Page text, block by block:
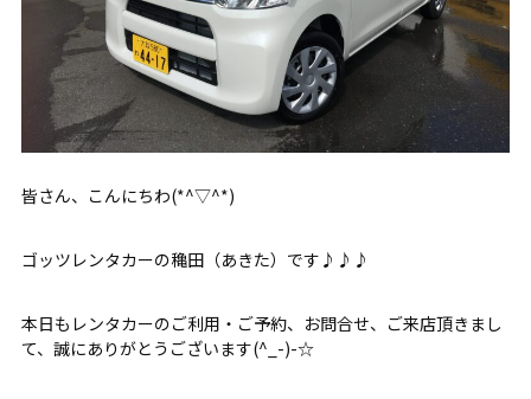
皆さん、こんにちわ(*^▽^*)
ゴッツレンタカーの穐田（あきた）です♪♪♪
本日もレンタカーのご利用・ご予約、お問合せ、ご来店頂きまし
て、誠にありがとうございます(^_-)-☆